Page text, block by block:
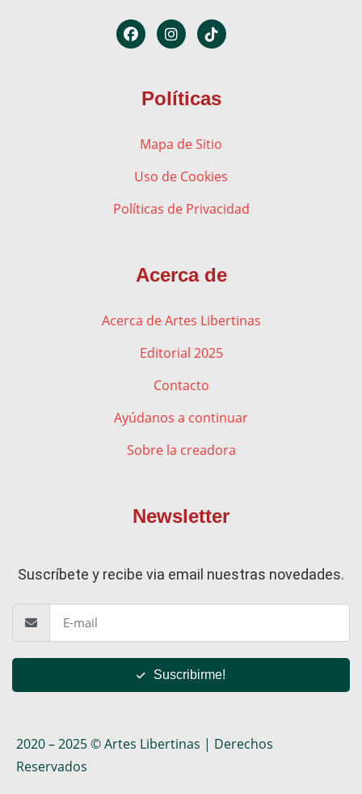
Políticas
Mapa de Sitio
Uso de Cookies
Políticas de Privacidad
Acerca de
Acerca de Artes Libertinas
Editorial 2025
Contacto
Ayúdanos a continuar
Sobre la creadora
Newsletter
Suscríbete y recibe via email nuestras novedades.
Suscribirme!
2020 – 2025 © Artes Libertinas | Derechos
Reservados